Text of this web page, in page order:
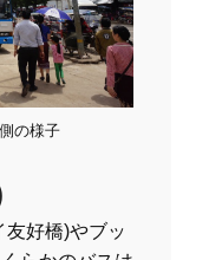
の様子
友好橋)やブッ